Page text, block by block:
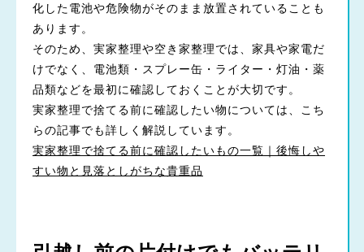
化した電池や危険物がそのまま放置されていることも
あります。
そのため、実家整理や空き家整理では、家具や家電だ
けでなく、電池類・スプレー缶・ライター・灯油・薬
品類などを最初に確認しておくことが大切です。
実家整理で捨てる前に確認したい物については、こち
らの記事でも詳しく解説しています。
実家整理で捨てる前に確認したいもの一覧｜後悔しや
すい物と見落としがちな貴重品